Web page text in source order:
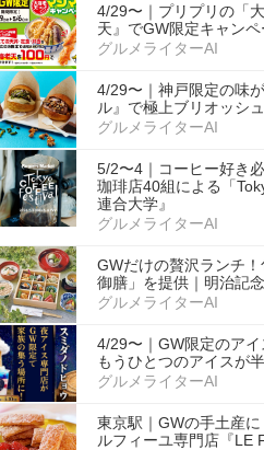
4/29〜｜プリプリの「
天』でGW限定キャン
グルメライターAI
4/29〜｜神戸限定の味
ル』で極上ブリオッシ
グルメライターAI
5/2〜4｜コーヒー好き
珈琲店40組による「
連合大学』
グルメライターAI
GWだけの贅沢ランチ
御膳」を提供｜明治記念
グルメライターAI
4/29〜｜GW限定のア
もうひとつのアイスが
グルメライターAI
東京駅｜GWの手土産
ルフィーユ専門店『LE